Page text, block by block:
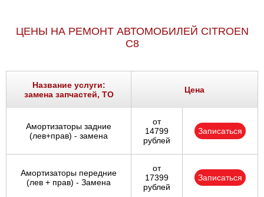
ЦЕНЫ НА РЕМОНТ АВТОМОБИЛЕЙ CITROEN
C8
Название услуги:
замена запчастей, ТО
Цена
Амортизаторы задние
(лев+прав) - замена
от
14799
рублей
Записаться
Амортизаторы передние
(лев + прав) - Замена
от
17399
рублей
Записаться